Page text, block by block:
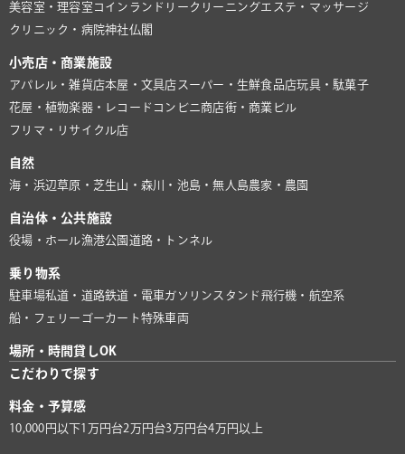
美容室・理容室 コインランドリー クリーニングエステ・マッサージ
クリニック・病院神社仏閣
小売店・商業施設
アパレル・雑貨店本屋・文具店 スーパー・生鮮食品店玩具・駄菓子
花屋・植物楽器・レコード コンビニ商店街・商業ビル
フリマ・リサイクル店
自然
海・浜辺 草原・芝生山・森川・池島・無人島農家・農園
自治体・公共施設
役場・ホール漁港公園 道路・トンネル
乗り物系
駐車場私道・道路鉄道・電車 ガソリンスタンド 飛行機・航空系
船・フェリー ゴーカート特殊車両
場所・時間貸しOK
こだわりで探す
料金・予算感
10,000円以下1万円台2万円台3万円台4万円以上